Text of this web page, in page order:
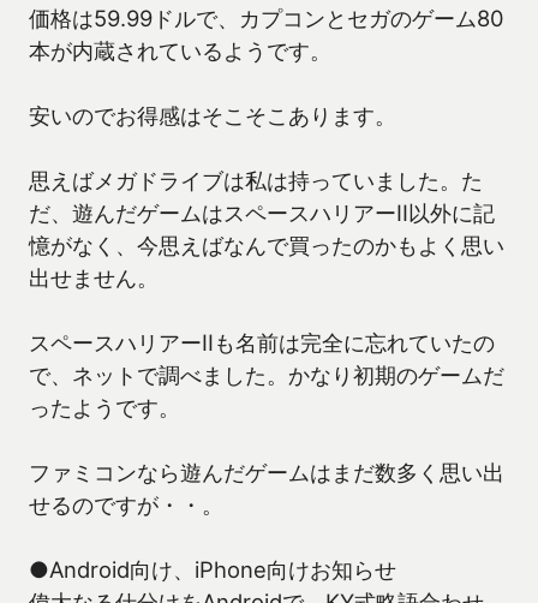
価格は59.99ドルで、カプコンとセガのゲーム80
本が内蔵されているようです。
安いのでお得感はそこそこあります。
思えばメガドライブは私は持っていました。た
だ、遊んだゲームはスペースハリアーII以外に記
憶がなく、今思えばなんで買ったのかもよく思い
出せません。
スペースハリアーIIも名前は完全に忘れていたの
で、ネットで調べました。かなり初期のゲームだ
ったようです。
ファミコンなら遊んだゲームはまだ数多く思い出
せるのですが・・。
●Android向け、iPhone向けお知らせ